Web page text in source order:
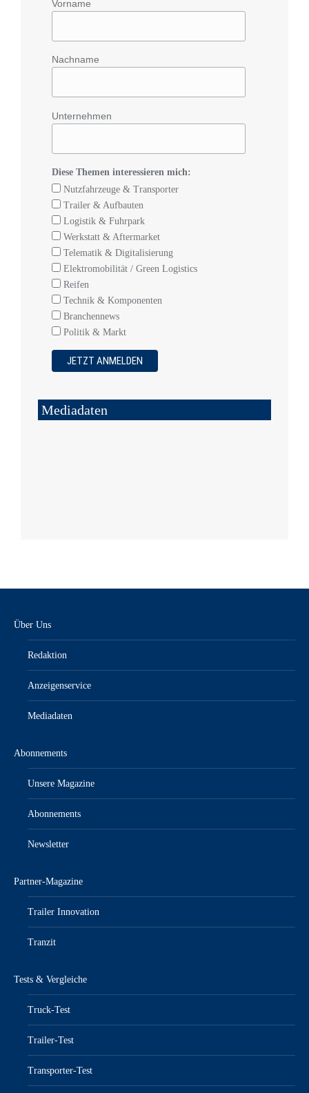
Vorname
Nachname
Unternehmen
Diese Themen interessieren mich:
Nutzfahrzeuge & Transporter
Trailer & Aufbauten
Logistik & Fuhrpark
Werkstatt & Aftermarket
Telematik & Digitalisierung
Elektromobilität / Green Logistics
Reifen
Technik & Komponenten
Branchennews
Politik & Markt
Mediadaten
Über Uns
Redaktion
Anzeigenservice
Mediadaten
Abonnements
Unsere Magazine
Abonnements
Newsletter
Partner-Magazine
Trailer Innovation
Tranzit
Tests & Vergleiche
Truck-Test
Trailer-Test
Transporter-Test